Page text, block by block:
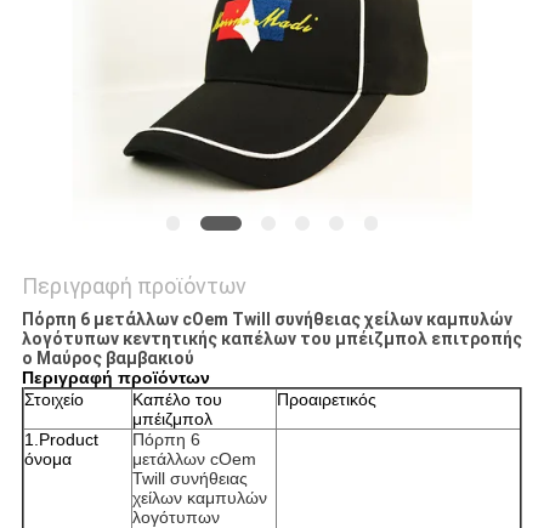
Περιγραφή προϊόντων
Πόρπη 6 μετάλλων cOem Twill συνήθειας χείλων καμπυλών
λογότυπων κεντητικής καπέλων του μπέιζμπολ επιτροπής
ο Μαύρος βαμβακιού
Περιγραφή προϊόντων
Στοιχείο
Καπέλο του
μπέιζμπολ
Προαιρετικός
1.Product
όνομα
Πόρπη 6
μετάλλων cOem
Twill συνήθειας
χείλων καμπυλών
λογότυπων